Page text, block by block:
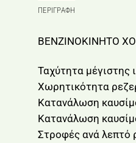
ΠΕΡΙΓΡΑΦΉ
ΒΕΝΖΙΝΟΚΙΝΗΤΟ
Ταχύτητα μέγιστης
Χωρητικότητα
Κατανάλωση
Κατανάλωση
Στροφές ανά λεπτό